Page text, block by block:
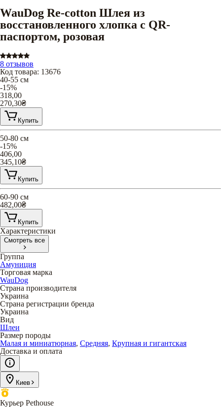
WauDog Re-cotton Шлея из
восстановленного хлопка с QR-
паспортом, розовая
8 отзывов
Код товара: 13676
40-55 см
-15%
318,00
270,30₴
Купить
50-80 см
-15%
406,00
345,10₴
Купить
60-90 см
482,00₴
Купить
Характеристики
Смотреть все
Группа
Амуниция
Торговая марка
WauDog
Страна производителя
Украина
Страна регистрации бренда
Украина
Вид
Шлеи
Размер породы
Малая и миниатюрная, Средняя, Крупная и гигантская
Доставка и оплата
Киев
Курьер Pethouse